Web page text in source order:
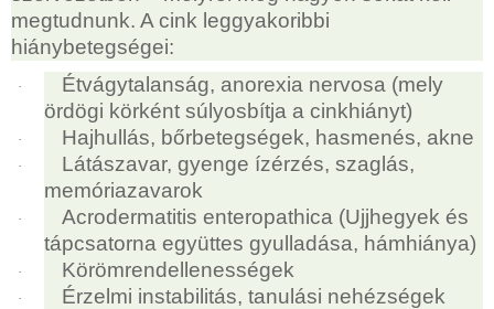
megtudnunk. A cink leggyakoribbi
hiánybetegségei:
·
Étvágytalanság, anorexia nervosa (mely
ördögi körként súlyosbítja a cinkhiányt)
· Hajhullás, bőrbetegségek, hasmenés, akne
·
Látászavar, gyenge ízérzés, szaglás,
memóriazavarok
·
Acrodermatitis enteropathica (Ujjhegyek és
tápcsatorna együttes gyulladása, hámhiánya)
· Körömrendellenességek
· Érzelmi instabilitás, tanulási nehézségek